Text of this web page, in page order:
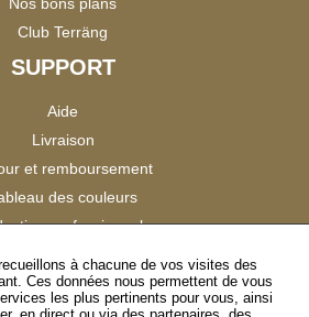
Club Terräng
SUPPORT
Aide
Livraison
et remboursement
des couleurs
professionnels
Clients
à chacune de vos visites des
Ces données nous permettent de vous
les plus pertinents pour vous, ainsi